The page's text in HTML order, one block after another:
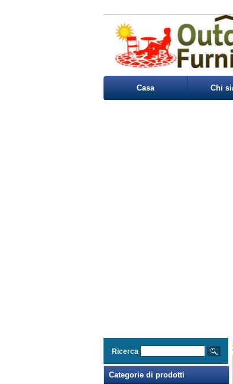
Casa Chi
Ricerca
Categorie di prodotti